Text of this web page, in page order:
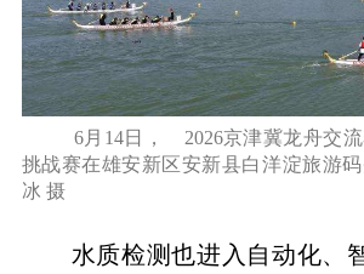
6月14日， 2026京津冀龙舟交
挑战赛在雄安新区安新县白洋淀旅游
冰 摄
水质检测也进入自动化、